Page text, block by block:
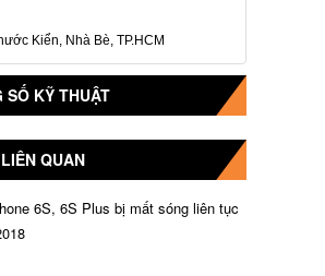
Kiển, Nhà Bè, TP.HCM
SỐ KỸ THUẬT
QUAN
6S, 6S Plus bị mất sóng liên tục